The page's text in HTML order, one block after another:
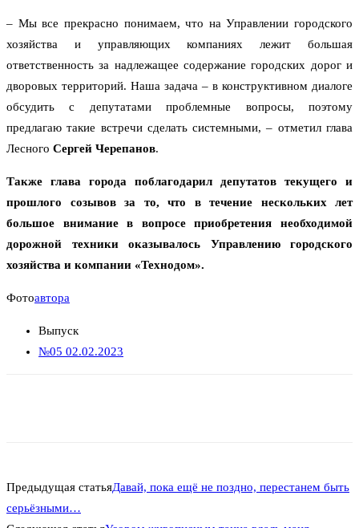
– Мы все прекрасно понимаем, что на Управлении городского
хозяйства и управляющих компаниях лежит большая
ответственность за надлежащее содержание городских дорог и
дворовых территорий. Наша задача – в конструктивном диалоге
обсудить с депутатами проблемные вопросы, поэтому
предлагаю такие встречи сделать системными, – отметил глава
Лесного Сергей Черепанов.
Также глава города поблагодарил депутатов текущего и
прошлого созывов за то, что в течение нескольких лет
большое внимание в вопросе приобретения необходимой
дорожной техники оказывалось Управлению городского
хозяйства и компании «Технодом».
Фотоавтора
Выпуск
№05 02.02.2023
Предыдущая статьяДавай, пока ещё не поздно, перестанем быть
серьёзными…